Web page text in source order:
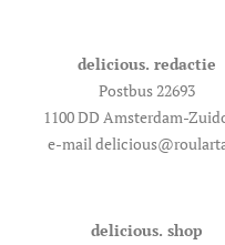
delicious. redactie
Postbus 22693
1100 DD Amsterdam-
e-mail
delicious. shop